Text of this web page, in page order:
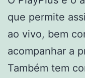
que permite
ao vivo, bem
acompanhar a
Também tem